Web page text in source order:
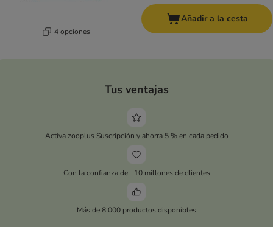
4 opciones
Añadir a la cesta
Tus ventajas
Activa zooplus Suscripción y ahorra 5 % en cada pedido
Con la confianza de +10 millones de clientes
Más de 8.000 productos disponibles